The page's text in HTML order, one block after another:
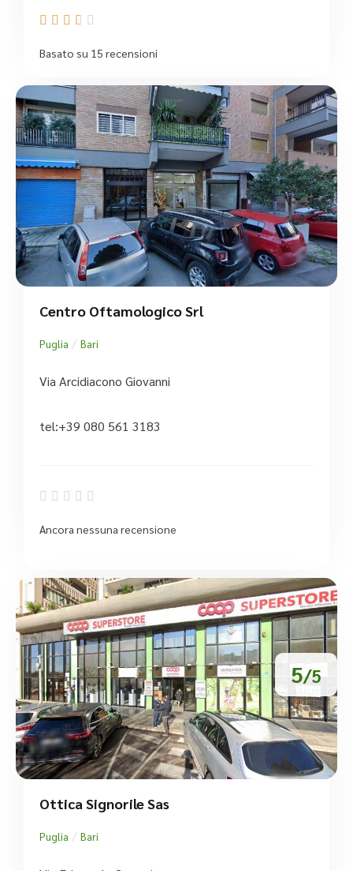
    
Basato su 15 recensioni
Centro Oftamologico Srl
Puglia / Bari
Via Arcidiacono Giovanni
tel:+39 080 561 3183
    
Ancora nessuna recensione
5/5
Ottica Signorile Sas
Puglia / Bari
Via Edmondo Caccuri